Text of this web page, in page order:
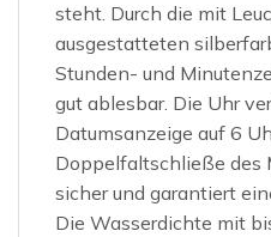
steht. Durch die mit
ausgestatteten
Stunden- und
gut ablesbar. Die Uhr
Datumsanzeige auf 6
Doppelfaltschließe des
sicher und garantiert
Die Wasserdichte mit